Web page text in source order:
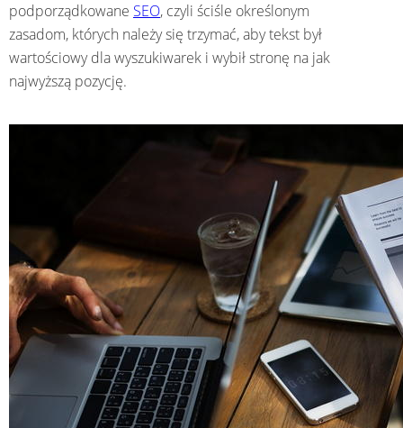
podporządkowane SEO, czyli ściśle określonym
zasadom, których należy się trzymać, aby tekst był
wartościowy dla wyszukiwarek i wybił stronę na jak
najwyższą pozycję.